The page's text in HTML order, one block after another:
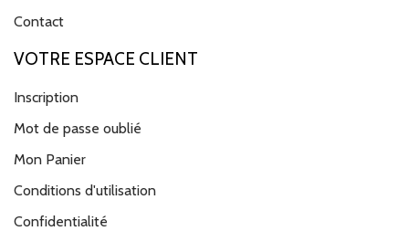
Contact
VOTRE ESPACE CLIENT
Inscription
Mot de passe oublié
Mon Panier
Conditions d'utilisation
Confidentialité